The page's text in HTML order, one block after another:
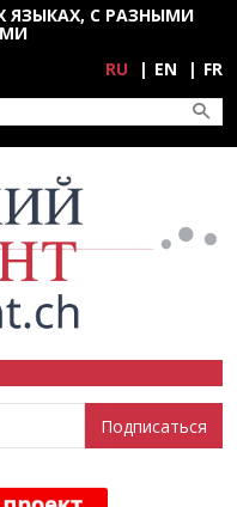
ЯЗЫКАХ, С РАЗНЫМИ
RU EN FR